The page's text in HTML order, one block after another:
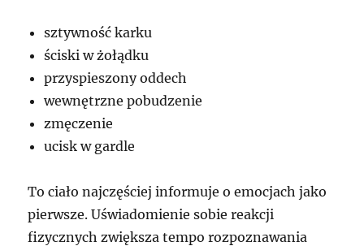
sztywność karku
ściski w żołądku
przyspieszony oddech
wewnętrzne pobudzenie
zmęczenie
ucisk w gardle
To ciało najczęściej informuje o emocjach jako
pierwsze. Uświadomienie sobie reakcji
fizycznych zwiększa tempo rozpoznawania